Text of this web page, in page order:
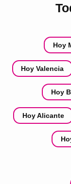
Hoy
Hoy Valencia
Hoy
Hoy Alicante